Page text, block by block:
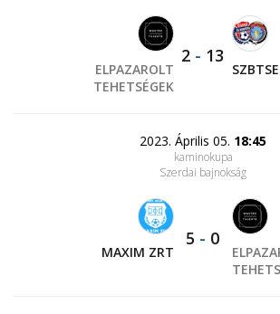
ELPAZAROLT
TEHETSÉGEK
2 - 13
2023. Április 05. 18:45
kaminokupa
Szerdai bajnokság
MAXIM ZRT
5 - 0